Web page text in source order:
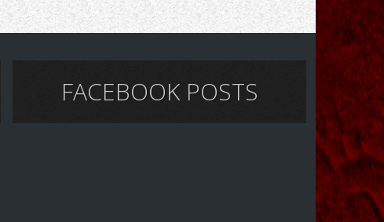
FACEBOOK POSTS